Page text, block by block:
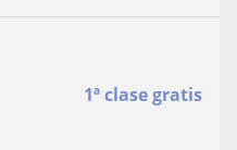
1ª clase gratis